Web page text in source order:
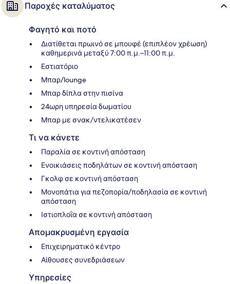
Παροχές καταλύματος
Φαγητό και ποτό
Διατίθεται πρωινό σε μπουφέ (επιπλέον χρέωση)
καθημερινά μεταξύ 7:00 π.μ.–11:00 π.μ.
Εστιατόριο
Μπαρ/lounge
Μπαρ δίπλα στην πισίνα
24ωρη υπηρεσία δωματίου
Μπαρ με σνακ/ντελικατέσεν
Τι να κάνετε
Παραλία σε κοντινή απόσταση
Ενοικιάσεις ποδηλάτων σε κοντινή απόσταση
Γκολφ σε κοντινή απόσταση
Μονοπάτια για πεζοπορία/ποδηλασία σε κοντινή
απόσταση
Ιστιοπλοΐα σε κοντινή απόσταση
Απομακρυσμένη εργασία
Επιχειρηματικό κέντρο
Αίθουσες συνεδριάσεων
Υπηρεσίες